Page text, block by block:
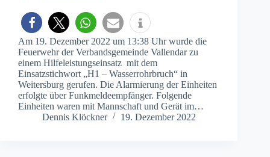
Am 19. Dezember 2022 um 13:38 Uhr wurde die
Feuerwehr der Verbandsgemeinde Vallendar zu
einem Hilfeleistungseinsatz mit dem
Einsatzstichwort „H1 – Wasserrohrbruch“ in
Weitersburg gerufen. Die Alarmierung der Einheiten
erfolgte über Funkmeldeempfänger. Folgende
Einheiten waren mit Mannschaft und Gerät im…
Dennis Klöckner
19. Dezember 2022